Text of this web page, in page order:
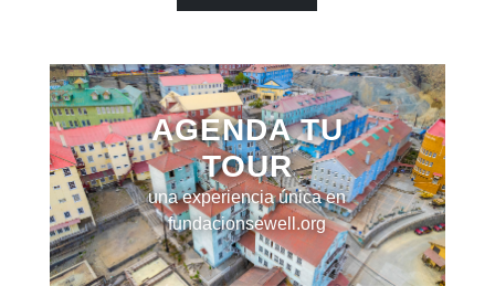
AGENDA TU
TOUR
una experiencia única en
fundacionsewell.org